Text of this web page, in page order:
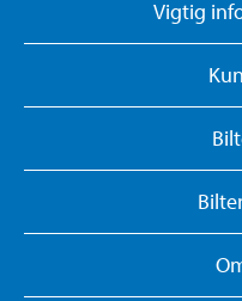
Vigtig